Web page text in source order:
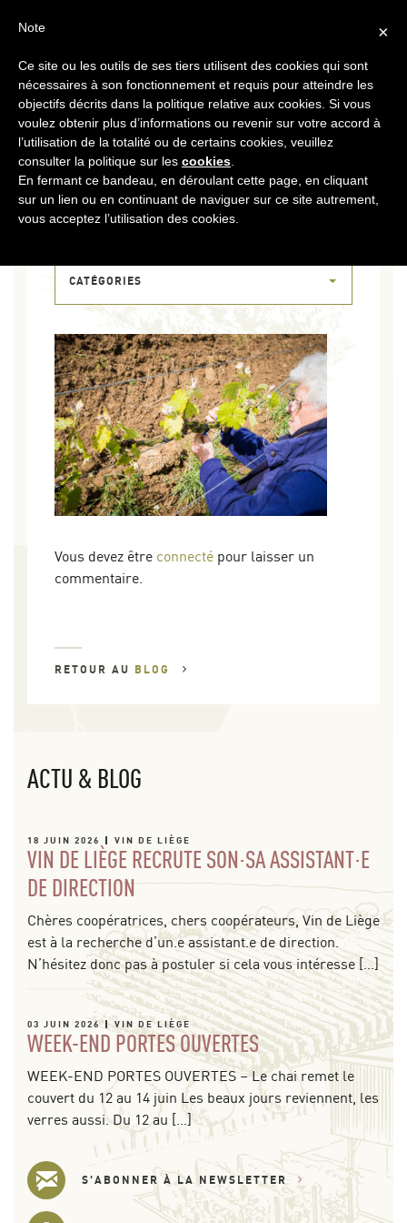
MENU
DSCF0067
CATÉGORIES
Vous devez être connecté pour laisser un
commentaire.
RETOUR AU BLOG
ACTU & BLOG
18 JUIN 2026 VIN DE LIÈGE
VIN DE LIÈGE RECRUTE SON·SA ASSISTANT·E
DE DIRECTION
Chères coopératrices, chers coopérateurs, Vin de Liège
est à la recherche d’un.e assistant.e de direction.
N’hésitez donc pas à postuler si cela vous intéresse […]
03 JUIN 2026 VIN DE LIÈGE
WEEK-END PORTES OUVERTES
WEEK-END PORTES OUVERTES – Le chai remet le
couvert du 12 au 14 juin Les beaux jours reviennent, les
verres aussi. Du 12 au […]
S'ABONNER À LA NEWSLETTER
×
Note
Ce site ou les outils de ses tiers utilisent des cookies qui sont
nécessaires à son fonctionnement et requis pour atteindre les
objectifs décrits dans la politique relative aux cookies. Si vous
voulez obtenir plus d’informations ou revenir sur votre accord à
l’utilisation de la totalité ou de certains cookies, veuillez
consulter la politique sur les cookies
En fermant ce bandeau, en déroulant cette page, en cliquant
sur un lien ou en continuant de naviguer sur ce site autrement,
vous acceptez l’utilisation des cookies.